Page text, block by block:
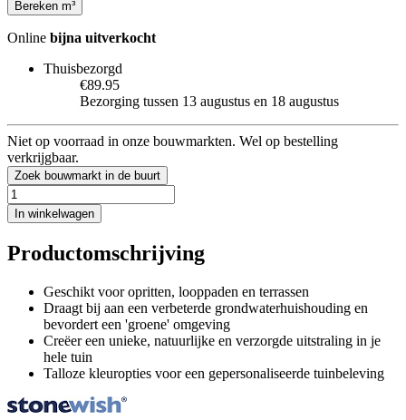
Bereken m³
Online bijna uitverkocht
Thuisbezorgd
€89.95
Bezorging tussen 13 augustus en 18 augustus
Niet op voorraad in onze bouwmarkten. Wel op bestelling
verkrijgbaar.
Zoek bouwmarkt in de buurt
In winkelwagen
Productomschrijving
Geschikt voor opritten, looppaden en terrassen
Draagt bij aan een verbeterde grondwaterhuishouding en
bevordert een 'groene' omgeving
Creëer een unieke, natuurlijke en verzorgde uitstraling in je
hele tuin
Talloze kleuropties voor een gepersonaliseerde tuinbeleving